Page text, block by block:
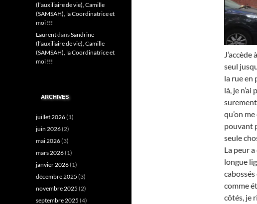
seul
la rue en
là, je
qu’on
pouvant
seule
La peur
longue
comme
côtés, je
(l’auxiliaire de vie), Camille
(SAMSAH), la Coordinatrice et
moi !!!
LaurentdansSandrine
(l’auxiliaire de vie), Camille
(SAMSAH), la Coordinatrice et
moi !!!
ARCHIVES
juillet 2026(1)
juin 2026(2)
mai 2026(3)
mars 2026(1)
janvier 2026(1)
décembre 2025 (3)
novembre 2025 (2)
septembre 2025 (4)